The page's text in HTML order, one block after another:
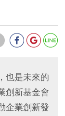
也是未來的
創新基金會
企業創新發